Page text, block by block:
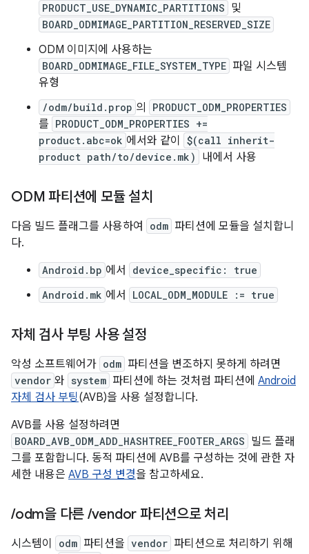
PRODUCT_USE_DYNAMIC_PARTITIONS 및
BOARD_ODMIMAGE_PARTITION_RESERVED_SIZE
ODM 이미지에 사용하는
BOARD_ODMIMAGE_FILE_SYSTEM_TYPE 파일 시스템
유형
/odm/build.prop 의 PRODUCT_ODM_PROPERTIES
를 PRODUCT_ODM_PROPERTIES +=
product.abc=ok 에서와 같이
$(call inherit-
product path/to/device.mk)
내에서 사용
ODM 파티션에 모듈 설치
다음 빌드 플래그를 사용하여 odm 파티션에 모듈을 설치합니
다.
Android.bp 에서
device_specific: true
Android.mk 에서 LOCAL_ODM_MODULE := true
자체 검사 부팅 사용 설정
악성 소프트웨어가 odm 파티션을 변조하지 못하게 하려면
vendor 와 system 파티션에 하는 것처럼 파티션에 Android
자체 검사 부팅(AVB)을 사용 설정합니다.
AVB를 사용 설정하려면
BOARD_AVB_ODM_ADD_HASHTREE_FOOTER_ARGS 빌드 플래
그를 포함합니다. 동적 파티션에 AVB를 구성하는 것에 관한 자
세한 내용은 AVB 구성 변경을 참고하세요.
/odm을 다른 /vendor 파티션으로 처리
시스템이 odm 파티션을 vendor 파티션으로 처리하기 위해